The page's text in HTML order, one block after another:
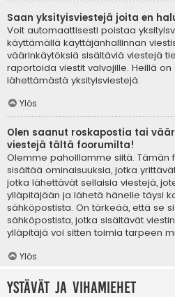
Saan yksityisviestejä joita en
Voit automaattisesti poistaa
käyttämällä käyttäjänhallinnan
väärinkäytöksiä sisältäviä viestejä
raportoida viestit valvojille. Heillä
lähettämästä yksityisviestejä.
Ylös
Olen saanut roskapostia tai
viestejä tältä foorumilta!
Olemme pahoillamme siitä. Tämän
sisältää ominaisuuksia, jotka
jotka lähettävät sellaisia viestejä,
ylläpitäjään ja lähetä hänelle täysi
sähköpostista. On tärkeää, että se
sähköpostista, jotka sisältävät
ylläpitäjä voi sitten toimia tarpeen
Ylös
Ystävät ja vihamiehet